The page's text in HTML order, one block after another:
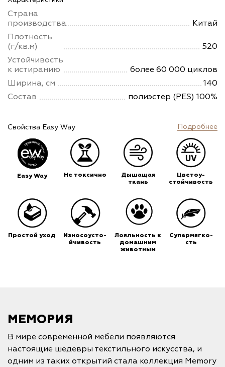
Страна
производства
Китай
Плотность
(г/кв.м)
520
Устойчивость
к истиранию
более 60 000 циклов
Ширина, см
140
Состав
полиэстер (PES) 100%
Свойства Easy Way Подробнее
Easy Way Не токсично
Дышащая
ткань
Цветоу-
стойчивость
Простой уход
Износоусто-
йчивость
Лояльность к
домашним
животным
Супермягко-
сть
МЕМОРИЯ
В мире современной мебели появляются
настоящие шедевры текстильного искусства, и
одним из таких открытий стала коллекция Memory